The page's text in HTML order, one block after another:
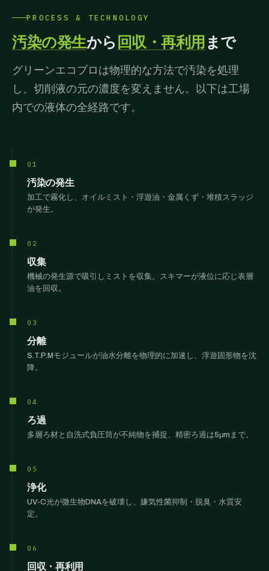
PROCESS & TECHNOLOGY
汚染の発生から 回収・再利用 まで
グリーンエコプロは物理的な方法で汚染を処理
し、切削液の元の濃度を変えません。以下は工場
内での液体の全経路です。
01
汚染の発生
加工で霧化し、オイルミスト・浮遊油・金属くず・堆積スラッジ
が発生。
02
収集
機械の発生源で吸引しミストを収集。スキマーが液位に応じ表層
油を回収。
03
分離
S.T.P.Mモジュールが油水分離を物理的に加速し、浮遊固形物を沈
降。
04
ろ過
多層ろ材と自洗式負圧筒が不純物を捕捉、精密ろ過は5μmまで。
05
浄化
UV-C光が微生物DNAを破壊し、嫌気性菌抑制・脱臭・水質安
定。
06
回収・再利用